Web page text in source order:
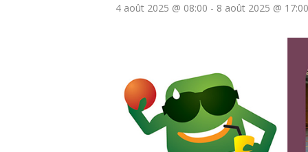
4 août 2025 @ 08:00 - 8 août 2025 @ 17:00